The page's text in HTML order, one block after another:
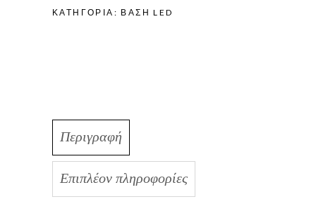
FB-
ΚΑΤΗΓΟΡΊΑ: ΒΆΣΗ LED
Περιγραφή
Επιπλέον πληροφορίες